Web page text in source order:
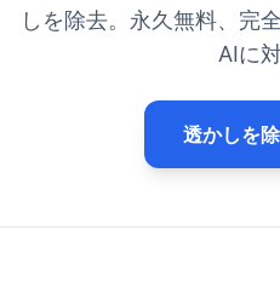
しを除去。永久無料、完
AIに対
透かしを